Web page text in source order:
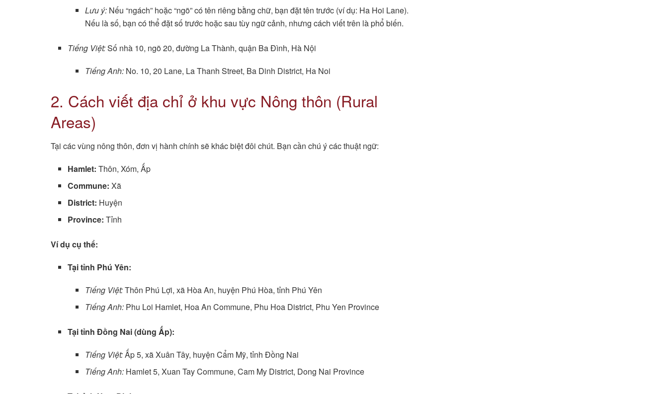
Lưu ý:Nếu “ngách” hoặc “ngõ” có tên riêng bằng chữ, bạn đặt tên trước (ví dụ: Ha Hoi Lane).
Nếu là số, bạn có thể đặt số trước hoặc sau tùy ngữ cảnh, nhưng cách viết trên là phổ biến.
Tiếng Việt:Số nhà 10, ngõ 20, đường La Thành, quận Ba Đình, Hà Nội
Tiếng Anh:No. 10, 20 Lane, La Thanh Street, Ba Dinh District, Ha Noi
2. Cách viết địa chỉ ở khu vực Nông thôn (Rural
Areas)
Tại các vùng nông thôn, đơn vị hành chính sẽ khác biệt đôi chút. Bạn cần chú ý các thuật ngữ:
Hamlet: Thôn, Xóm, Ấp
Commune: Xã
District: Huyện
Province: Tỉnh
Ví dụ cụ thể:
Tại tỉnh Phú Yên:
Tiếng Việt:Thôn Phú Lợi, xã Hòa An, huyện Phú Hòa, tỉnh Phú Yên
Tiếng Anh:Phu Loi Hamlet, Hoa An Commune, Phu Hoa District, Phu Yen Province
Tại tỉnh Đồng Nai (dùng Ấp):
Tiếng Việt:Ấp 5, xã Xuân Tây, huyện Cẩm Mỹ, tỉnh Đồng Nai
Tiếng Anh:Hamlet 5, Xuan Tay Commune, Cam My District, Dong Nai Province